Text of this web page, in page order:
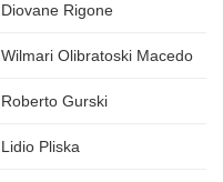
Diovane Rigone
Wilmari Olibratoski Macedo
Roberto Gurski
Lidio Pliska